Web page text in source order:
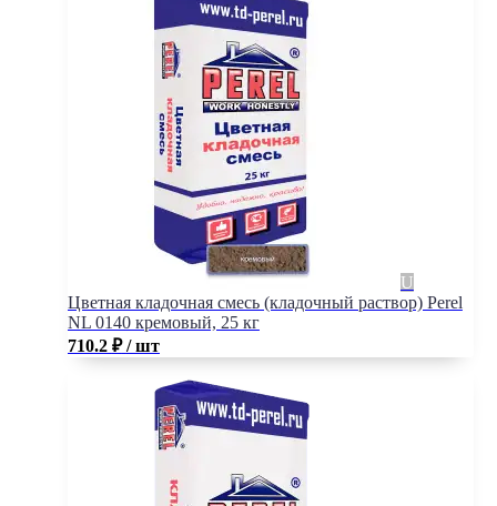
Цветная кладочная смесь (кладочный раствор) Perel
NL 0140 кремовый, 25 кг
710.2 ₽ / шт